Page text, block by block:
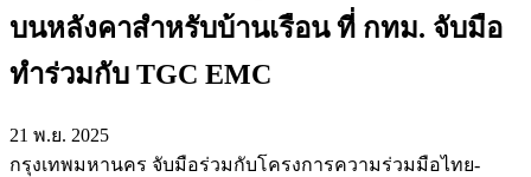
บนหลังคาสำหรับบ้านเรือน ที่ กทม. จับมือ
ทำร่วมกับ TGC EMC
21 พ.ย. 2025
กรุงเทพมหานคร จับมือร่วมกับโครงการความร่วมมือไทย-